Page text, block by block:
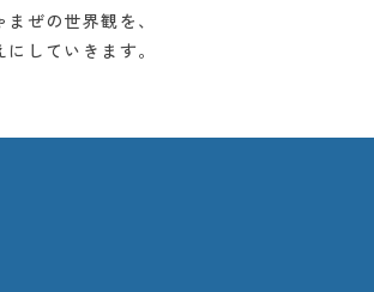
ぜの世界観を、
していきます。